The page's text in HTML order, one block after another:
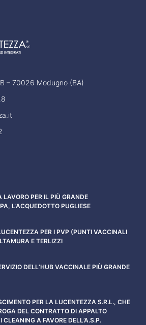
– 70026 Modugno (BA)
PER IL PIÙ GRANDE
L’ACQUEDOTTO PUGLIESE
PER I PVP (PUNTI VACCINALI
E TERLIZZI
DELL’HUB VACCINALE PIÙ GRANDE
PER LA LUCENTEZZA S.R.L., CHE
DEL CONTRATTO DI APPALTO
A FAVORE DELL’A.S.P.